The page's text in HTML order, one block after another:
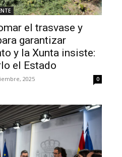
el trasvase y
garantizar
y la Xunta insiste:
el Estado
2025 0